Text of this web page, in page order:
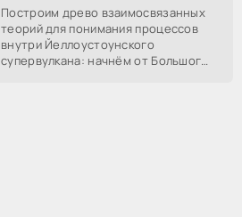
Построим древо взаимосвязанных
теорий для понимания процессов
внутри Йеллоустоунского
супервулкана: начнём от Большого